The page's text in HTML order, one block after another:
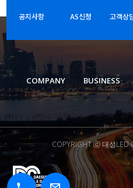
공지사항 AS신청 고객상
COMPANY BUSINESS
COPYRIGHT ⓒ 대성LED